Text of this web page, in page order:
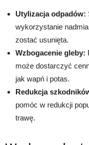
Utylizacja odpadów:
wykorzystanie
zostać usunięta.
Wzbogacenie gleby:
może dostarczyć
jak wapń i potas.
Redukcja
pomóc w redukcji
trawę.